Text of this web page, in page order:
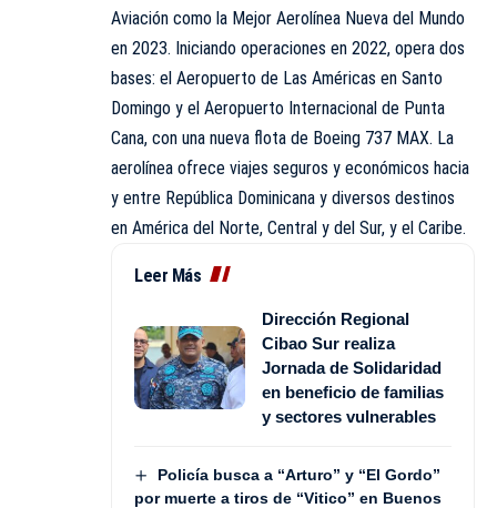
Aviación como la Mejor Aerolínea Nueva del Mundo
en 2023. Iniciando operaciones en 2022, opera dos
bases: el Aeropuerto de Las Américas en Santo
Domingo y el Aeropuerto Internacional de Punta
Cana, con una nueva flota de Boeing 737 MAX. La
aerolínea ofrece viajes seguros y económicos hacia
y entre República Dominicana y diversos destinos
en América del Norte, Central y del Sur, y el Caribe.
Leer Más
Dirección Regional
Cibao Sur realiza
Jornada de Solidaridad
en beneficio de familias
y sectores vulnerables
Policía busca a “Arturo” y “El Gordo”
por muerte a tiros de “Vitico” en Buenos